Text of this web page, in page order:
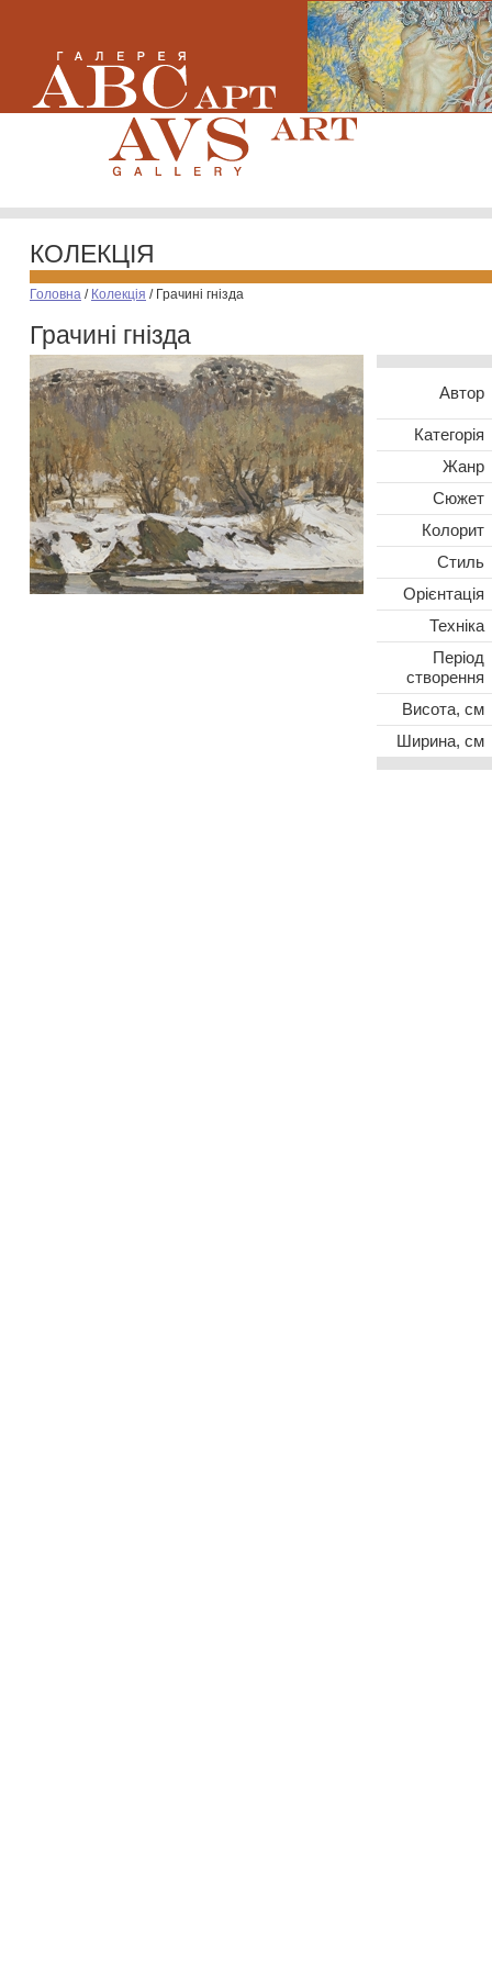
КОЛЕКЦІЯ
Головна / Колекція / Грачині гнізда
Грачині гнізда
Автор
Категорія
Жанр
Сюжет
Колорит
Стиль
Oрієнтація
Техніка
Період
створення
Висота, см
Ширина, см